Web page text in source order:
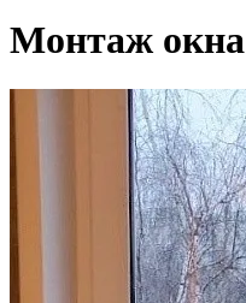
Монтаж окна